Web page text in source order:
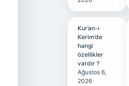
Kur’an-ı
Kerim’de
hangi
özellikler
vardır ?
Ağustos 6,
2026